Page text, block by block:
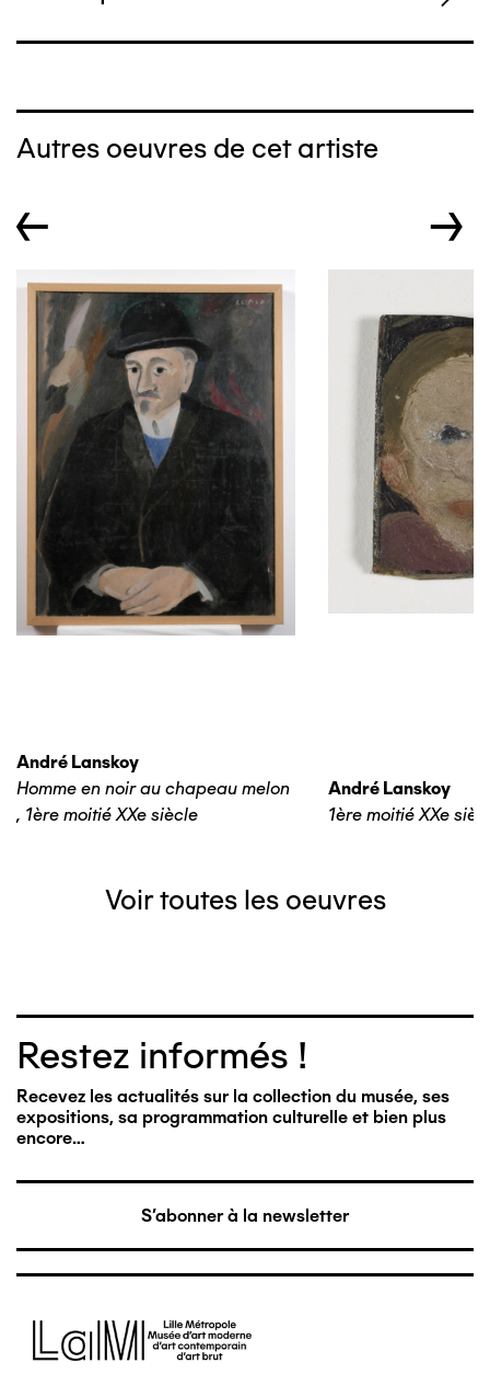
Autres oeuvres de cet artiste
← →
André Lanskoy
Homme en noir au chapeau melon
, 1ère moitié XXe siècle
André Lanskoy
1ère moitié XXe
Voir toutes les oeuvres
Restez informés !
Recevez les actualités sur la collection du musée, ses
expositions, sa programmation culturelle et bien plus
encore…
S'abonner à la newsletter
Image